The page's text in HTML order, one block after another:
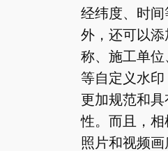
经纬度、时间
外，还可以添
称、施工单位
等自定义水
更加规范和
性。而且，相
照片和视频画